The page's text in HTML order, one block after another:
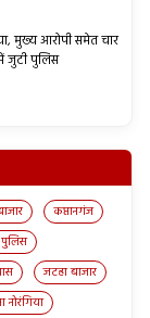
मुख्य आरोपी समेत चार
जुटी पुलिस
कप्तानगंज
जटहा बाजार